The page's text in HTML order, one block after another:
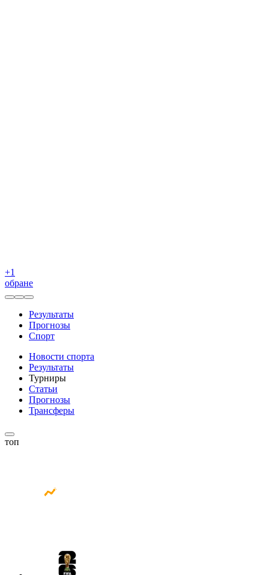
+1
обране
Результаты
Прогнозы
Спорт
Новости спорта
Результаты
Турниры
Статьи
Прогнозы
Трансферы
топ